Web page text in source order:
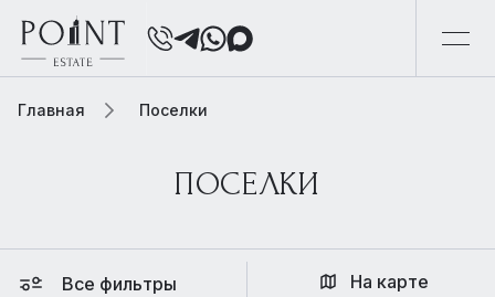
Главная Поселки
ПОСЕЛКИ
Все фильтры На карте